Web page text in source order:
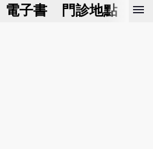
電子書 門診地點 預
menu